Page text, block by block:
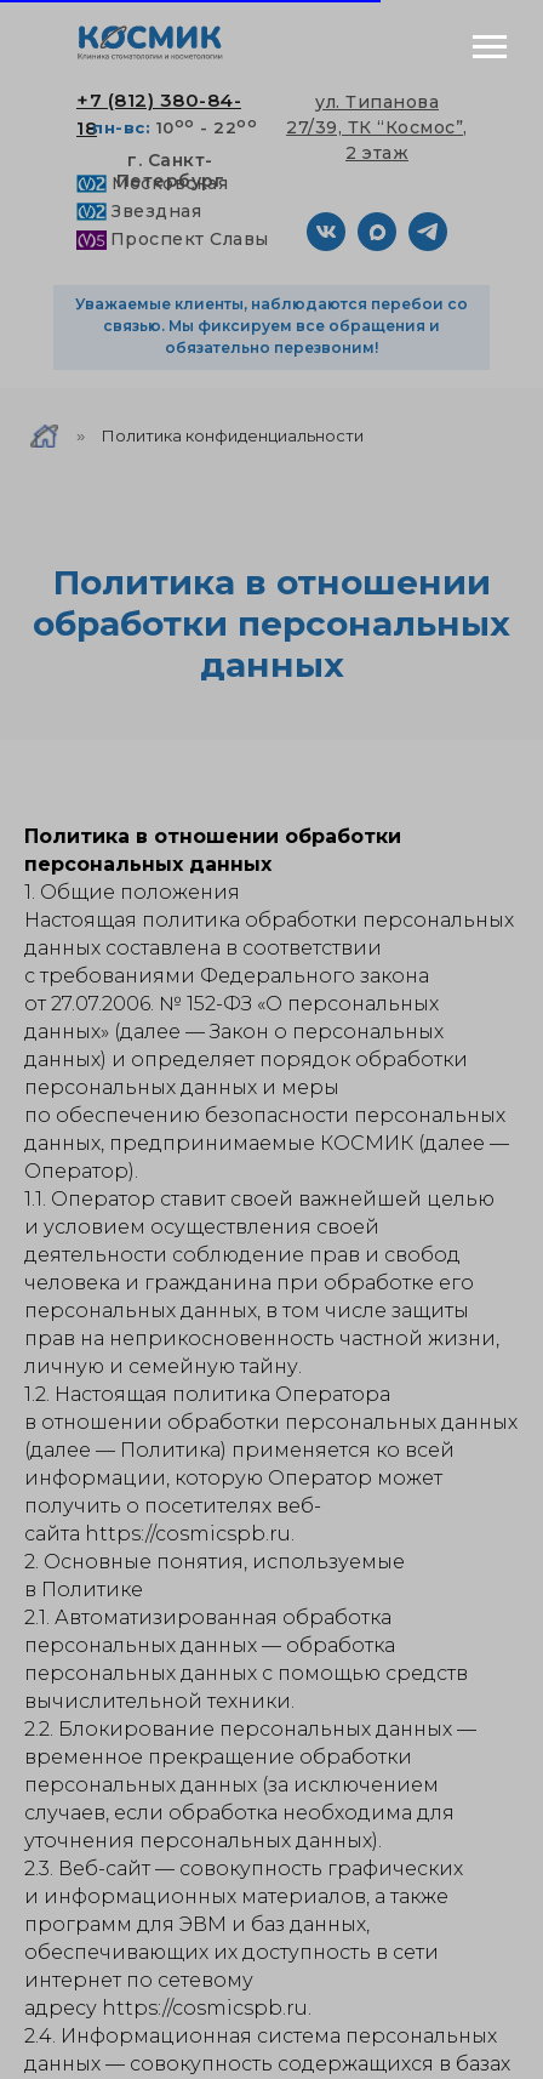
г. Санкт-
Петербург
ул. Типанова
27/39, ТК “Космос”,
2 этаж
+7 (812) 380-84-
18пн-вс: 10оо - 22оо
Проспект Славы
Звездная
Московская
Уважаемые клиенты, наблюдаются перебои со
связью. Мы фиксируем все обращения и
обязательно перезвоним!
» Политика конфиденциальности
Политика в отношении
обработки персональных
данных
Политика в отношении обработки
персональных данных
1. Общие положения
Настоящая политика обработки персональных
данных составлена в соответствии
с требованиями Федерального закона
от 27.07.2006. № 152-ФЗ «О персональных
данных» (далее — Закон о персональных
данных) и определяет порядок обработки
персональных данных и меры
по обеспечению безопасности персональных
данных, предпринимаемые КОСМИК (далее —
Оператор).
1.1. Оператор ставит своей важнейшей целью
и условием осуществления своей
деятельности соблюдение прав и свобод
человека и гражданина при обработке его
персональных данных, в том числе защиты
прав на неприкосновенность частной жизни,
личную и семейную тайну.
1.2. Настоящая политика Оператора
в отношении обработки персональных данных
(далее — Политика) применяется ко всей
информации, которую Оператор может
получить о посетителях веб-
сайта https://cosmicspb.ru.
2. Основные понятия, используемые
в Политике
2.1. Автоматизированная обработка
персональных данных — обработка
персональных данных с помощью средств
вычислительной техники.
2.2. Блокирование персональных данных —
временное прекращение обработки
персональных данных (за исключением
случаев, если обработка необходима для
уточнения персональных данных).
2.3. Веб-сайт — совокупность графических
и информационных материалов, а также
программ для ЭВМ и баз данных,
обеспечивающих их доступность в сети
интернет по сетевому
адресу https://cosmicspb.ru.
2.4. Информационная система персональных
данных — совокупность содержащихся в базах